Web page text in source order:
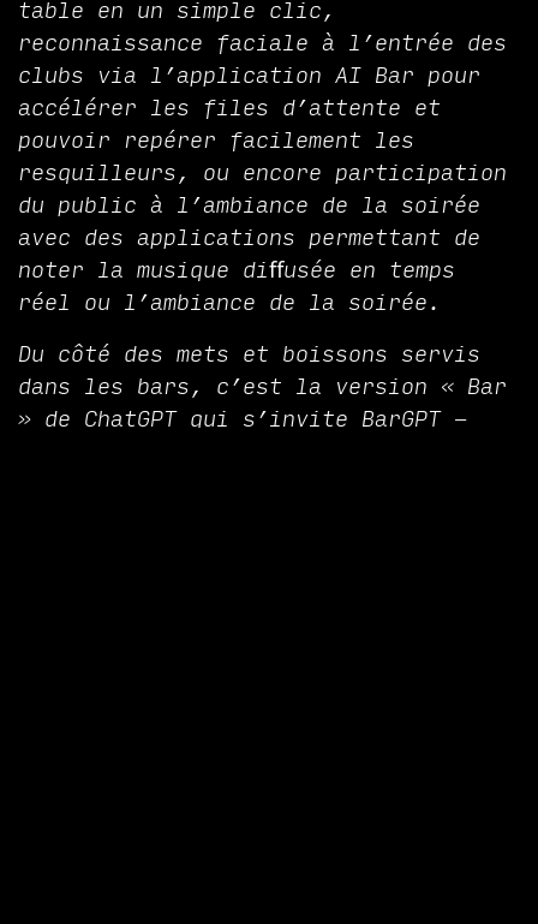
table en un simple clic,
reconnaissance faciale à l’entrée des
clubs via l’application AI Bar pour
accélérer les files d’attente et
pouvoir repérer facilement les
resquilleurs, ou encore participation
du public à l’ambiance de la soirée
avec des applications permettant de
noter la musique diﬀusée en temps
réel ou l’ambiance de la soirée.
Du côté des mets et boissons servis
dans les bars, c’est la version « Bar
» de ChatGPT qui s’invite BarGPT -